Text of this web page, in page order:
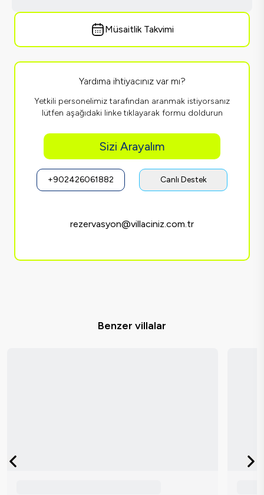
Müsaitlik Takvimi
Yardıma ihtiyacınız var mı?
Yetkili personelimiz tarafından aranmak istiyorsanız
lütfen aşağıdaki linke tıklayarak formu doldurun
Sizi Arayalım
+902426061882 Canlı Destek
rezervasyon@villaciniz.com.tr
Benzer villalar